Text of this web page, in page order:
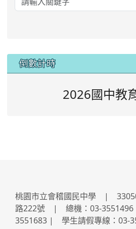
::: 倒數計時
2026國中教
桃園市立會稽國民中學 |
路222號 | 總機：03-
3551683 | 學生請假專線：03-